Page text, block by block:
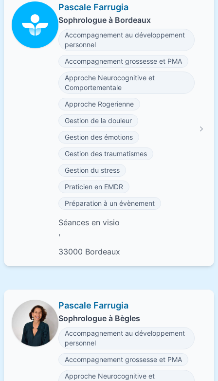
Pascale Farrugia
Sophrologue à Bordeaux
Accompagnement au développement
personnel
Accompagnement grossesse et PMA
Approche Neurocognitive et
Comportementale
Approche Rogerienne
Gestion de la douleur
Gestion des émotions
Gestion des traumatismes
Gestion du stress
Praticien en EMDR
Préparation à un évènement
Séances en visio
,
33000 Bordeaux
Pascale Farrugia
Sophrologue à Bègles
Accompagnement au développement
personnel
Accompagnement grossesse et PMA
Approche Neurocognitive et